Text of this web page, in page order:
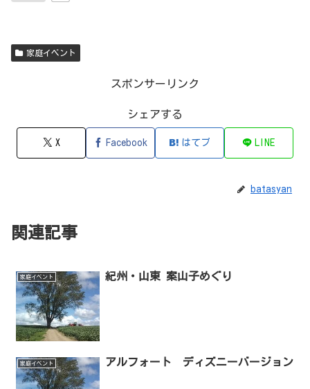
家庭イベント
スポンサーリンク
シェアする
X Facebook はてブ LINE
batasyan
関連記事
家庭イベント 紀州・山東 案山子めぐり
家庭イベント アルフォート ディズニーバージョン